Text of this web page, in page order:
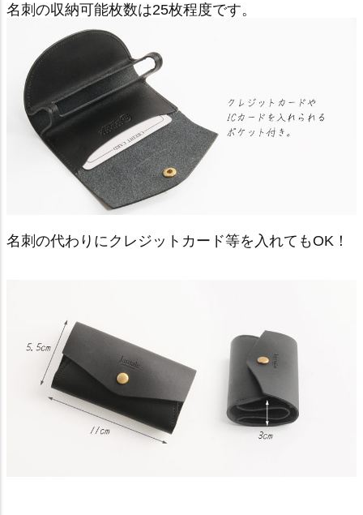
名刺の収納可能枚数は25枚程度です。
名刺の代わりにクレジットカード等を入れてもOK！